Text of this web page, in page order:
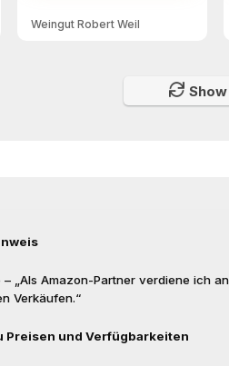
Weingut Robert Weil
„Als Amazon-Partner verdiene ich an
Verkäufen.“
Preisen und Verfügbarkeiten